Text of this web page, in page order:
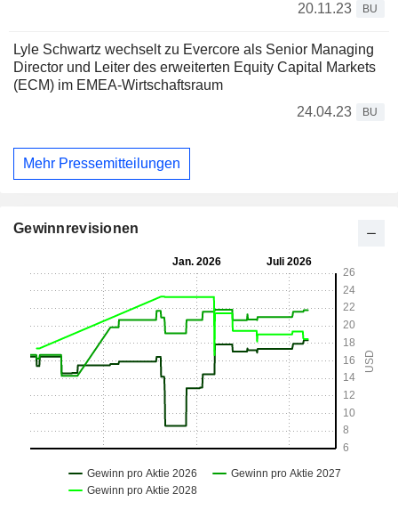
20.11.23
BU
Lyle Schwartz wechselt zu Evercore als Senior Managing
Director und Leiter des erweiterten Equity Capital Markets
(ECM) im EMEA-Wirtschaftsraum
24.04.23
BU
Mehr Pressemitteilungen
Gewinnrevisionen